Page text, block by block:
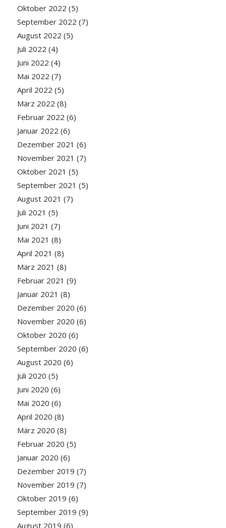
Oktober 2022 (5)
September 2022 (7)
August 2022 (5)
Juli 2022 (4)
Juni 2022 (4)
Mai 2022 (7)
April 2022 (5)
März 2022 (8)
Februar 2022 (6)
Januar 2022 (6)
Dezember 2021 (6)
November 2021 (7)
Oktober 2021 (5)
September 2021 (5)
August 2021 (7)
Juli 2021 (5)
Juni 2021 (7)
Mai 2021 (8)
April 2021 (8)
März 2021 (8)
Februar 2021 (9)
Januar 2021 (8)
Dezember 2020 (6)
November 2020 (6)
Oktober 2020 (6)
September 2020 (6)
August 2020 (6)
Juli 2020 (5)
Juni 2020 (6)
Mai 2020 (6)
April 2020 (8)
März 2020 (8)
Februar 2020 (5)
Januar 2020 (6)
Dezember 2019 (7)
November 2019 (7)
Oktober 2019 (6)
September 2019 (9)
August 2019 (6)